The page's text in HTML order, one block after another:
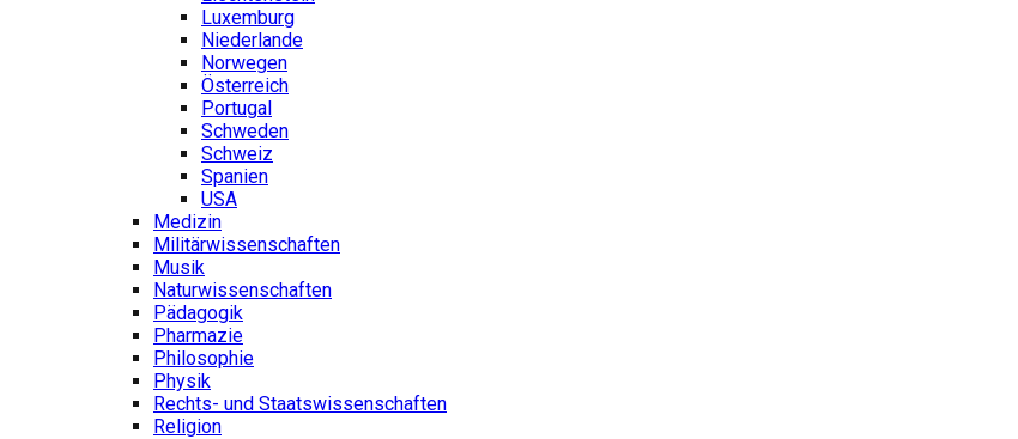
Luxemburg
Niederlande
Norwegen
Österreich
Portugal
Schweden
Schweiz
Spanien
USA
Medizin
Militärwissenschaften
Musik
Naturwissenschaften
Pädagogik
Pharmazie
Philosophie
Physik
Rechts- und Staatswissenschaften
Religion